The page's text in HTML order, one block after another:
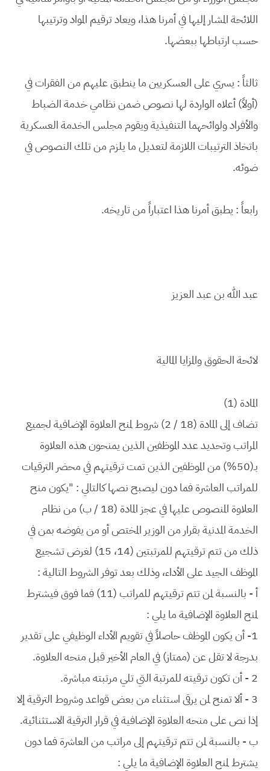
اللائحة المشار إليها في أمرنا هذا، ويعاد ترقيم المواد وترتيبها
حسب ارتباطها ببعضها.
ثالثاً : يسري على العسكريين ما ينطبق عليهم من الفقرات في
(أولاً) أعلاه الواردة لها نصوص ضمن نظامي خدمة الضباط
والأفراد ولوائحهما التنفيذية ويقوم مجلس الخدمة العسكرية
باتخاذ الترتيبات اللازمة لتعديل ما يلزم من تلك النصوص في
ضوئه.
رابعاً : يطبق أمرنا هذا اعتباراً من تاريخه.
عبد الله بن عبد العزيز
لائحة الحقوق والمزايا المالية
المادة (1)
تضاف إلى المادة (18 / 2) شروط لمنح العلاوة الإضافية لجميع
المراتب وتحديد عدد الموظفين الذين يمنحون هذه العلاوة
بـ(50%) من الموظفين الذين تمت ترقيتهم في محضر الترقيات
للمراتب العاشرة فما دون ليصبح نصها كالتالي : "يكون منح
العلاوة المنصوص عليها في عجز المادة (18 / ب) من نظام
الخدمة المدنية بقرار من الوزير المختص أو من يفوضه بمن في
ذلك من تتم ترقيتهم للمرتبتين (14، 15) لغرض تشجيع
الموظف الجيد على الأداء، وذلك بعد توفر الشروط التالية :
أ‌ - بالنسبة لمن تتم ترقيتهم للمراتب (11) فما فوق فيشترط
لمنح العلاوة الإضافية ما يلي :
1- أن يكون الموظف حاصلاً في تقويم الأداء الوظيفي على تقدير
بدرجة لا تقل عن (ممتاز) في العام الأخير قبل منحه العلاوة.
2 - أن تكون ترقيته للمرتبة التي تلي مرتبته مباشرة.
3 - ألا تمنح لمن يرقى استثناء من بعض قواعد وشروط الترقية إلا
إذا نص على منحه العلاوة الإضافية في قرار الترقية الاستثنائية.
ب - بالنسبة لمن تتم ترقيتهم إلى مراتب من العاشرة فما دون
يشترط لمنح العلاوة الإضافية ما يلي :